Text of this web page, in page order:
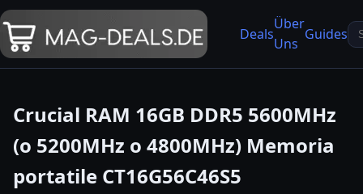
Deals
Über
Uns
Guides
Crucial RAM 16GB DDR5 5600MHz
(o 5200MHz o 4800MHz) Memoria
portatile CT16G56C46S5